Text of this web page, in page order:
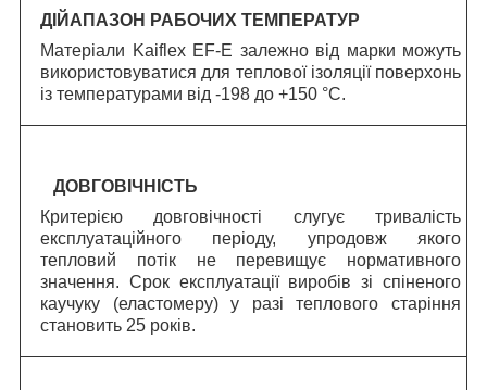
ДІЙАПАЗОН РАБОЧИХ ТЕМПЕРАТУР
Матеріали Kaiflex EF-E залежно від марки можуть
використовуватися для теплової ізоляції поверхонь
із температурами від -198 до +150 °C.
ДОВГОВІЧНІСТЬ
Критерією довговічності слугує тривалість
експлуатаційного періоду, упродовж якого
тепловий потік не перевищує нормативного
значення. Cрок експлуатації виробів зі спіненого
каучуку (еластомеру) у разі теплового старіння
становить 25 років.